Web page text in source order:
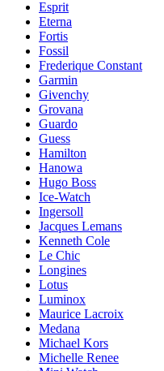
Esprit
Eterna
Fortis
Fossil
Frederique Constant
Garmin
Givenchy
Grovana
Guardo
Guess
Hamilton
Hanowa
Hugo Boss
Ice-Watch
Ingersoll
Jacques Lemans
Kenneth Cole
Le Chic
Longines
Lotus
Luminox
Maurice Lacroix
Medana
Michael Kors
Michelle Renee